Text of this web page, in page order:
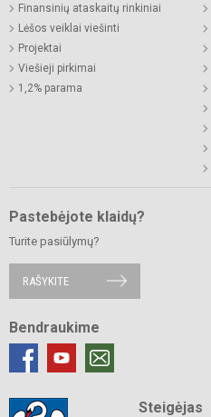
Finansinių ataskaitų rinkiniai
Lėšos veiklai viešinti
Projektai
Viešieji pirkimai
1,2% parama
Pastebėjote klaidų?
Turite pasiūlymų?
RAŠYKITE
Bendraukime
Steigėjas